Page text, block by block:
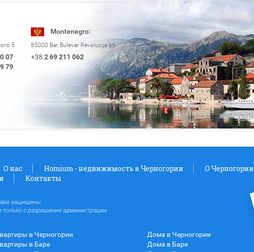
5
07
79
Montenegro:
85000 Bar, Bulevar Revolucije bb
+38 2 69 211 062
О нас Homium - недвижимость в Черногории
O Черногории
Контакты
защищены.
с разрешения администрации.
в Черногории
в Баре
Дома в Черногории
Дома в Баре